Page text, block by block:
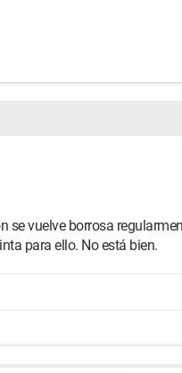
se vuelve borrosa
para ello. No está bien.